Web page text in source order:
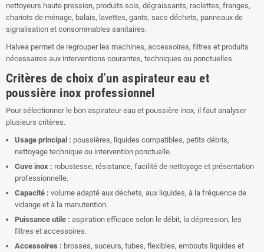
nettoyeurs haute pression, produits sols, dégraissants, raclettes, franges,
chariots de ménage, balais, lavettes, gants, sacs déchets, panneaux de
signalisation et consommables sanitaires.
Halvea permet de regrouper les machines, accessoires, filtres et produits
nécessaires aux interventions courantes, techniques ou ponctuelles.
Critères de choix d’un aspirateur eau et
poussière inox professionnel
Pour sélectionner le bon aspirateur eau et poussière inox, il faut analyser
plusieurs critères.
Usage principal : poussières, liquides compatibles, petits débris,
nettoyage technique ou intervention ponctuelle.
Cuve inox : robustesse, résistance, facilité de nettoyage et présentation
professionnelle.
Capacité : volume adapté aux déchets, aux liquides, à la fréquence de
vidange et à la manutention.
Puissance utile : aspiration efficace selon le débit, la dépression, les
filtres et accessoires.
Accessoires : brosses, suceurs, tubes, flexibles, embouts liquides et